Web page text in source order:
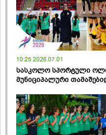
10:25 2026.07.01
სასკოლო სპორტული
მუნიციპალური